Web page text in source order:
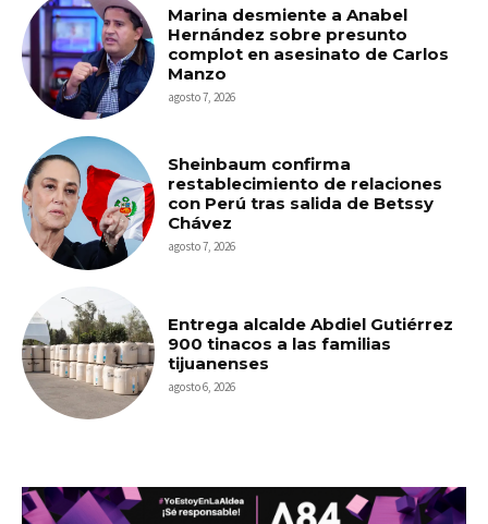
Marina desmiente a Anabel
Hernández sobre presunto
complot en asesinato de Carlos
Manzo
agosto 7, 2026
Sheinbaum confirma
restablecimiento de relaciones
con Perú tras salida de Betssy
Chávez
agosto 7, 2026
Entrega alcalde Abdiel Gutiérrez
900 tinacos a las familias
tijuanenses
agosto 6, 2026